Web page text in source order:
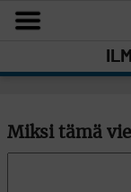
Miksi tämä